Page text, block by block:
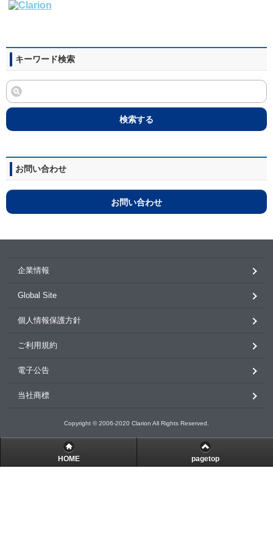
キーワード検索
検索する
お問い合わせ
お問い合わせ
企業情報
Global Site
個人情報保護方針
ご利用規約
電子公告
当社商標
Copyright © 2006-2020 Clarion All Rights Reserved.
HOME pagetop